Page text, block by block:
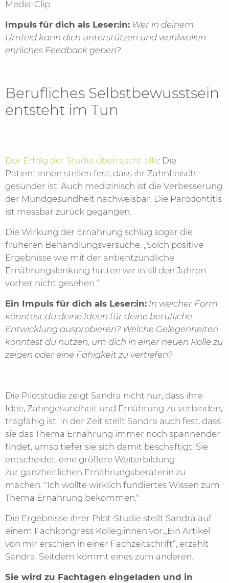
Media-Clip.
Impuls für dich als Leser:in: Wer in deinem
Umfeld kann dich unterstützen und wohlwollen
ehrliches Feedback geben?
Berufliches Selbstbewusstsein
entsteht im Tun
Der Erfolg der Studie überrascht alle: Die
Patient:innen stellen fest, dass ihr Zahnfleisch
gesünder ist. Auch medizinisch ist die Verbesserung
der Mundgesundheit nachweisbar. Die Parodontitis
ist messbar zurück gegangen.
Die Wirkung der Ernährung schlug sogar die
früheren Behandlungsversuche: „Solch positive
Ergebnisse wie mit der antientzündliche
Ernährungslenkung hatten wir in all den Jahren
vorher nicht gesehen.“
Ein Impuls für dich als Leser:in: In welcher Form
könntest du deine Ideen für deine berufliche
Entwicklung ausprobieren? Welche Gelegenheiten
könntest du nutzen, um dich in einer neuen Rolle zu
zeigen oder eine Fähigkeit zu vertiefen?
Die Pilotstudie zeigt Sandra nicht nur, dass ihre
Idee, Zahngesundheit und Ernährung zu verbinden,
tragfähig ist. In der Zeit stellt Sandra auch fest, dass
sie das Thema Ernährung immer noch spannender
findet, umso tiefer sie sich damit beschäftigt. Sie
entscheidet, eine größere Weiterbildung
zur ganzheitlichen Ernährungsberaterin zu
machen. "Ich wollte wirklich fundiertes Wissen zum
Thema Ernährung bekommen."
Die Ergebnisse ihrer Pilot-Studie stellt Sandra auf
einem Fachkongress Kolleg:innen vor.„Ein Artikel
von mir erschien in einer Fachzeitschrift“, erzählt
Sandra. Seitdem kommt eines zum anderen.
Sie wird zu Fachtagen eingeladen und in